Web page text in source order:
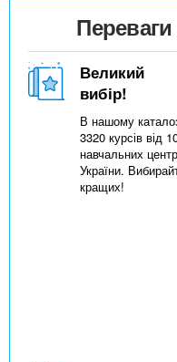
Великий
вибір!
В нашому
3320 курсів від
навчальних
України.
кращих!